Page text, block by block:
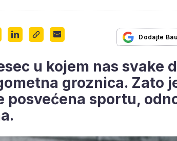
Dodajte
u kojem nas svake
groznica. Zato
posvećena sportu,